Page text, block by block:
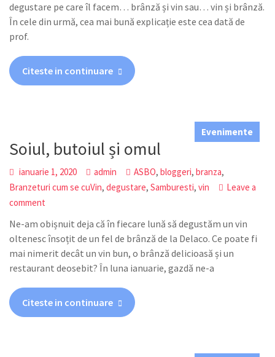
degustare pe care îl facem… brânză și vin sau… vin și brânză.
În cele din urmă, cea mai bună explicație este cea dată de
prof.
Citeste in continuare
Evenimente
Soiul, butoiul și omul
ianuarie 1, 2020 admin ASBO,bloggeri,branza,
Branzeturi cum se cuVin,degustare,Samburesti,vin
Leave a
comment
Ne-am obișnuit deja că în fiecare lună să degustăm un vin
oltenesc însoțit de un fel de brânză de la Delaco. Ce poate fi
mai nimerit decât un vin bun, o brânză delicioasă și un
restaurant deosebit? În luna ianuarie, gazdă ne-a
Citeste in continuare